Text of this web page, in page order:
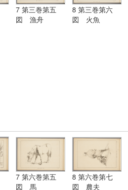
7 第三巻第五
図 漁舟
8 第三巻第六
図 火魚
7 第六巻第五
図 馬
8 第六巻第七
図 農夫